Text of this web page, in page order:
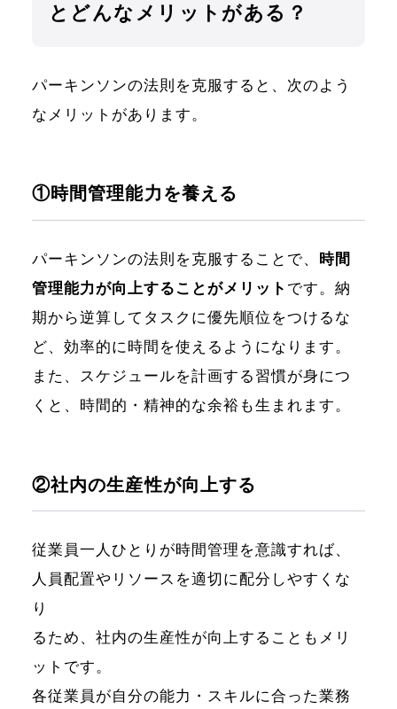
とどんなメリットがある？
パーキンソンの法則を克服すると、次のよう
なメリットがあります。
①時間管理能力を養える
パーキンソンの法則を克服することで、 時間
管理能力が向上することがメリット です。納
期から逆算してタスクに優先順位をつけるな
ど、効率的に時間を使えるようになります。
また、スケジュールを計画する習慣が身につ
くと、時間的・精神的な余裕も生まれます。
②社内の生産性が向上する
従業員一人ひとりが時間管理を意識すれば、
人員配置やリソースを適切に配分しやすくな
り
るため、社内の生産性が向上することもメリ
ットです。
各従業員が自分の能力・スキルに合った業務